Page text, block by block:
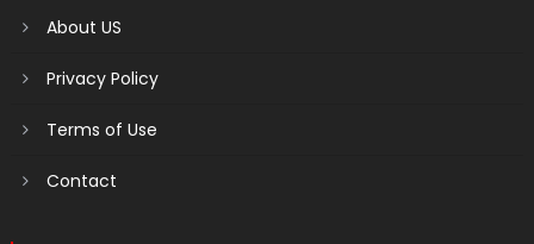
About US
Privacy Policy
Terms of Use
Contact